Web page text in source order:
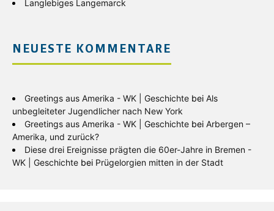
Langlebiges Langemarck
NEUESTE KOMMENTARE
Greetings aus Amerika - WK | Geschichte bei Als
unbegleiteter Jugendlicher nach New York
Greetings aus Amerika - WK | Geschichte bei Arbergen –
Amerika, und zurück?
Diese drei Ereignisse prägten die 60er-Jahre in Bremen -
WK | Geschichte bei Prügelorgien mitten in der Stadt